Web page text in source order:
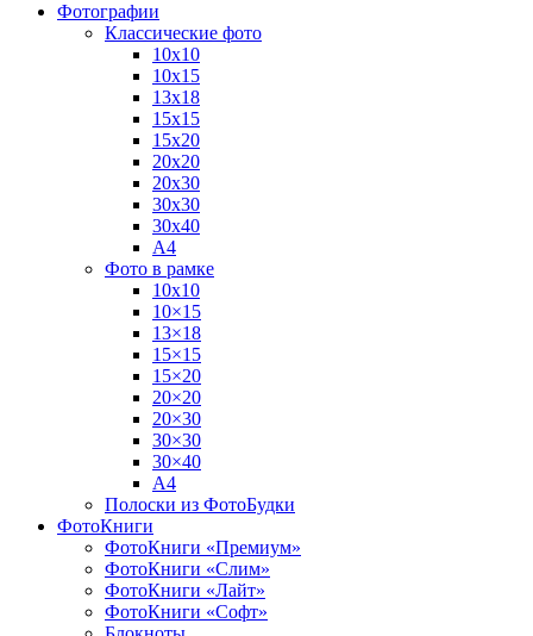
Фотографии
Классические фото
10х10
10х15
13х18
15х15
15х20
20х20
20х30
30х30
30х40
А4
Фото в рамке
10х10
10×15
13×18
15×15
15×20
20×20
20×30
30×30
30×40
A4
Полоски из ФотоБудки
ФотоКниги
ФотоКниги «Премиум»
ФотоКниги «Слим»
ФотоКниги «Лайт»
ФотоКниги «Софт»